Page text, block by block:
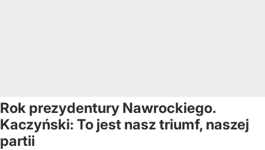
Rok prezydentury Nawrockiego.
Kaczyński: To jest nasz triumf, naszej
partii